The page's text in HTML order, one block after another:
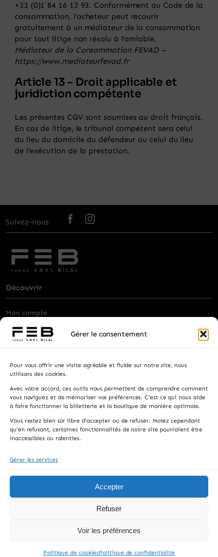
Gérer le consentement
Pour vous offrir une visite agréable et fluide sur notre site, nous
utilisons des cookies.
Avec votre accord, ces outils nous permettent de comprendre comment
vous naviguez et de mémoriser vos préférences. C'est ce qui nous aide
à faire fonctionner la billetterie et la boutique de manière optimale.
Vous restez bien sûr libre d'accepter ou de refuser. Notez cependant
qu'en refusant, certaines fonctionnalités de notre site pourraient être
inaccessibles ou ralenties.
Gérer les services
Accepter
Refuser
Voir les préférences
Politique de cookiesPolitique de confidentialité
+33 (0)1 84 16 13 93. Conformément au Code de la
consommation, l’acheteur peut recourir
gratuitement à un médiateur de la consommation
pour tout litige non résolu à l’amiable.
Médiateur de la Consommation FEVAD –
https://www.mediateurfevad.fr
Article 13 – Droit applicable et
juridiction compétente
Les présentes CGV sont soumises au droit français.
En cas de litige, le tribunal compétent sera celui
du lieu du domicile du défendeur ou celui du lieu
de l’exécution de la prestation.
Suivez-nous
Découvrir
Mon compte
Billetterie
Privatisation
Contacts
Recevez les actualités, la programmation et les
informations pratiques.
© 2026 FONDS ENKI BILAL, All rights reserved.
Mentions Légales CGV Politique de Confidentialité